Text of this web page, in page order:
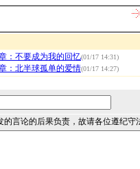
：不要成为我的回忆(01/17 14:31)
：北半球孤单的爱情(01/17 14:27)
的言论的后果负责，故请各位遵纪守